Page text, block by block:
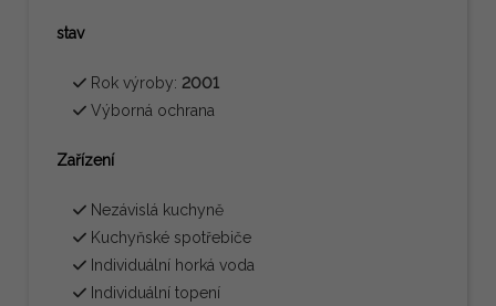
stav
Rok výroby:2001
Výborná ochrana
Zařízení
Nezávislá kuchyně
Kuchyňské spotřebiče
Individuální horká voda
Individuální topení